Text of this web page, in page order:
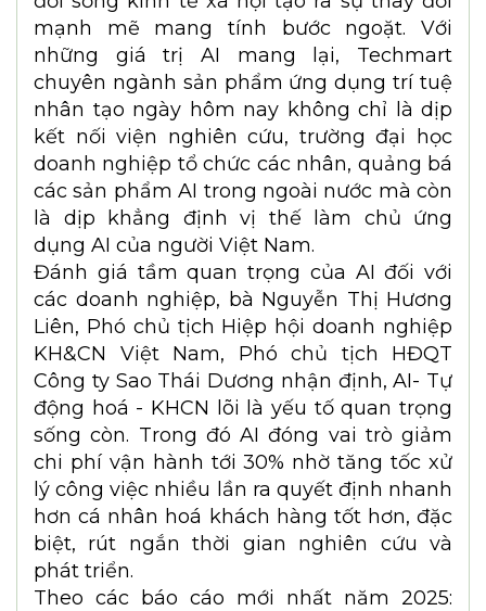
mạnh mẽ mang tính bước ngoặt. Với
những giá trị AI mang lại, Techmart
chuyên ngành sản phẩm ứng dụng trí tuệ
nhân tạo ngày hôm nay không chỉ là dịp
kết nối viện nghiên cứu, trường đại học
doanh nghiệp tổ chức các nhân, quảng bá
các sản phẩm AI trong ngoài nước mà còn
là dịp khẳng định vị thế làm chủ ứng
dụng AI của người Việt Nam.
Đánh giá tầm quan trọng của AI đối với
các doanh nghiệp, bà Nguyễn Thị Hương
Liên, Phó chủ tịch Hiệp hội doanh nghiệp
KH&CN Việt Nam, Phó chủ tịch HĐQT
Công ty Sao Thái Dương nhận định, AI- Tự
động hoá - KHCN lõi là yếu tố quan trọng
sống còn. Trong đó AI đóng vai trò giảm
chi phí vận hành tới 30% nhờ tăng tốc xử
lý công việc nhiều lần ra quyết định nhanh
hơn cá nhân hoá khách hàng tốt hơn, đặc
biệt, rút ngắn thời gian nghiên cứu và
phát triển.
Theo các báo cáo mới nhất năm 2025: